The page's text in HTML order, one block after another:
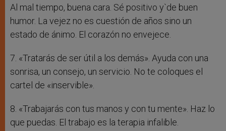
Al mal tiempo, buena cara. Sé positivo y`de buen
humor. La vejez no es cuestión de años sino un
estado de ánimo. El corazón no envejece.
7. «Tratarás de ser útil a los demás». Ayuda con una
sonrisa, un consejo, un servicio. No te coloques el
cartel de «inservible».
8. «Trabajarás con tus manos y con tu mente». Haz lo
que puedas. El trabajo es la terapia infalible.